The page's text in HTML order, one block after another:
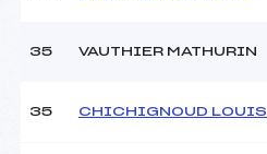
35 VAUTHIER MATHURIN
35 CHICHIGNOUD LOUIS